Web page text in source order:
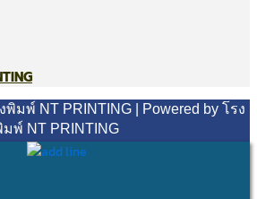
พิมพ์ NT PRINTING | Powered by โรง
พ์ NT PRINTING